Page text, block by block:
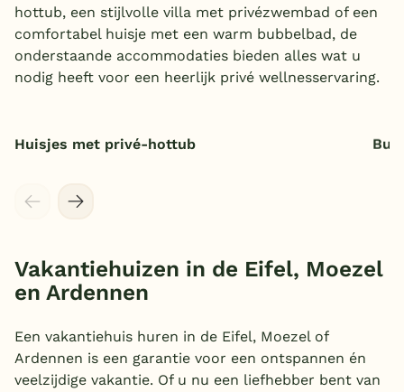
Onze e-boeken
hottub, een stijlvolle villa met privézwembad of een
comfortabel huisje met een warm bubbelbad, de
onderstaande accommodaties bieden alles wat u
nodig heeft voor een heerlijk privé wellnesservaring.
Huisjes met privé-hottub
Vakantiehuizen in de Eifel, Moezel
en Ardennen
Een vakantiehuis huren in de Eifel, Moezel of
Ardennen is een garantie voor een ontspannen én
veelzijdige vakantie. Of u nu een liefhebber bent van